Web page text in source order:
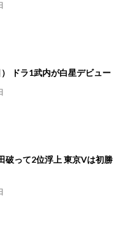
ドラ1武内が白星デビュー
破って2位浮上 東京Vは初勝